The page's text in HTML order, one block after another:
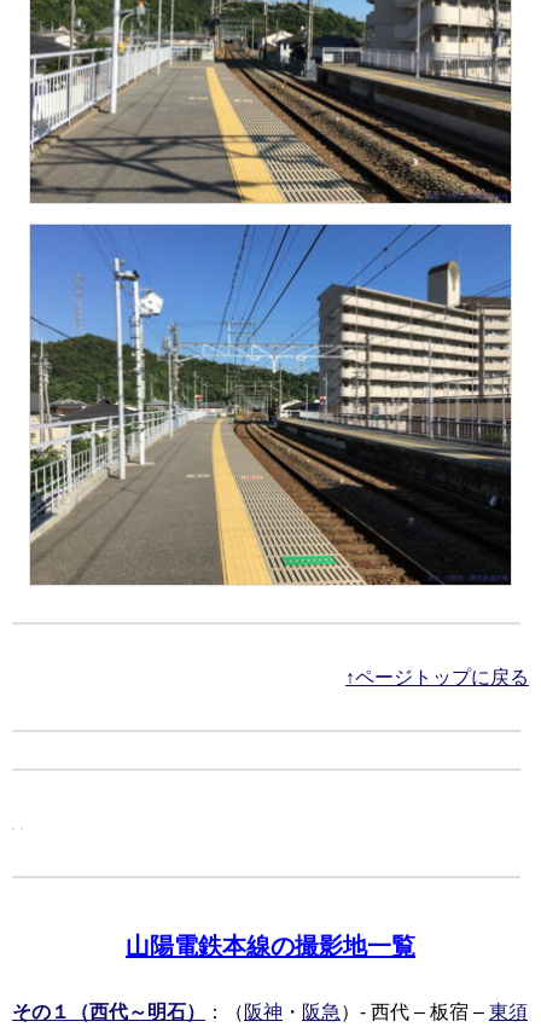
↑ページトップに戻る
山陽電鉄本線の撮影地一覧
その１（西代～明石） ：（ 阪神 ・ 阪急 ）- 西代 – 板宿 – 東須